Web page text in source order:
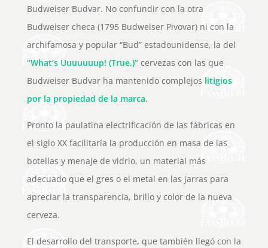
Budweiser Budvar. No confundir con la otra
Budweiser checa (1795 Budweiser Pivovar) ni con la
archifamosa y popular “Bud” estadounidense, la del
“What’s Uuuuuuup! (True.)”cervezas con las que
Budweiser Budvar ha mantenido complejos litigios
por la propiedad de la marca.
Pronto la paulatina electrificación de las fábricas en
el siglo XX facilitaría la producción en masa de las
botellas y menaje de vidrio, un material más
adecuado que el gres o el metal en las jarras para
apreciar la transparencia, brillo y color de la nueva
cerveza.
El desarrollo del transporte, que también llegó con la